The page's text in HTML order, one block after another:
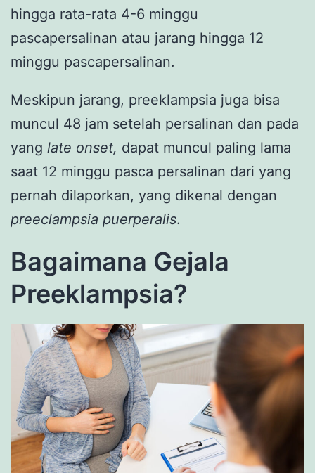
hingga rata-rata 4-6 minggu
pascapersalinan atau jarang hingga 12
minggu pascapersalinan.
Meskipun jarang, preeklampsia juga bisa
muncul 48 jam setelah persalinan dan pada
yang late onset, dapat muncul paling lama
saat 12 minggu pasca persalinan dari yang
pernah dilaporkan, yang dikenal dengan
preeclampsia puerperalis.
Bagaimana Gejala
Preeklampsia?